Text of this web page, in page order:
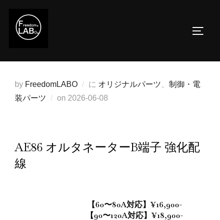
ツ
by FreedomLABO に オリジナルパーツ
制御・電
装パーツ
on 投
2026-06-08
AE86 オルタネーターB端子 強化配
線
【60〜80A対応】¥16,900-
【90〜120A対応】¥18,900-